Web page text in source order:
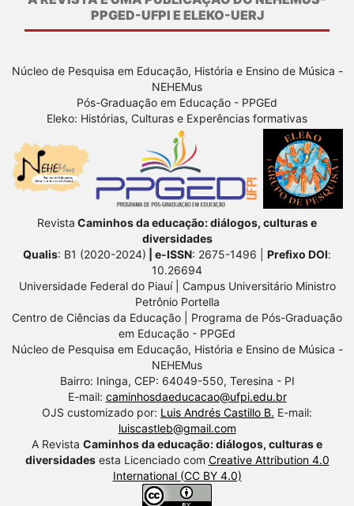
PPGED-UFPI E ELEKO-UERJ
Núcleo de Pesquisa em Educação, História e Ensino de Música -
NEHEMus
Pós-Graduação em Educação - PPGEd
Eleko: Histórias, Culturas e Experências formativas
Revista Caminhos da educação: diálogos, culturas e
diversidades
Qualis: B1 (2020-2024) | e-ISSN: 2675-1496 | Prefixo DOI:
10.26694
Universidade Federal do Piauí | Campus Universitário Ministro
Petrônio Portella
Centro de Ciências da Educação | Programa de Pós-Graduação
em Educação - PPGEd
Núcleo de Pesquisa em Educação, História e Ensino de Música -
NEHEMus
Bairro: Ininga, CEP: 64049-550, Teresina - PI
E-mail: caminhosdaeducacao@ufpi.edu.br
OJS customizado por: Luis Andrés Castillo B. E-mail:
luiscastleb@gmail.com
A Revista Caminhos da educação: diálogos, culturas e
diversidadesesta Licenciado com Creative Attribution 4.0
International (CC BY 4.0)